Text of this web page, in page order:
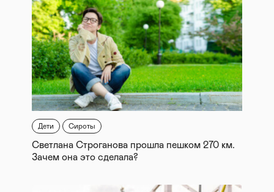
Дети Сироты
Светлана Строганова прошла пешком 270 км.
Зачем она это сделала?